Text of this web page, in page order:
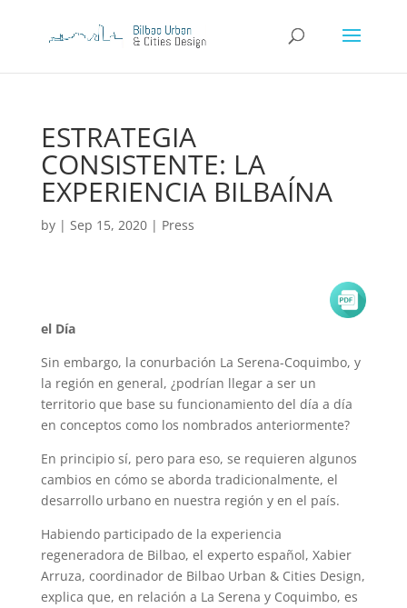
ESTRATEGIA
CONSISTENTE: LA
EXPERIENCIA BILBAÍNA
by | Sep 15, 2020| Press
el Día
Sin embargo, la conurbación La Serena-Coquimbo, y
la región en general, ¿podrían llegar a ser un
territorio que base su funcionamiento del día a día
en conceptos como los nombrados anteriormente?
En principio sí, pero para eso, se requieren algunos
cambios en cómo se aborda tradicionalmente, el
desarrollo urbano en nuestra región y en el país.
Habiendo participado de la experiencia
regeneradora de Bilbao, el experto español, Xabier
Arruza, coordinador de Bilbao Urban & Cities Design,
explica que, en relación a La Serena y Coquimbo, es